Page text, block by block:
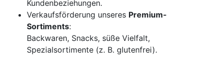
Kundenbeziehungen.
Verkaufsförderung unseres Premium-
Sortiments:
Backwaren, Snacks, süße Vielfalt,
Spezialsortimente (z. B. glutenfrei).